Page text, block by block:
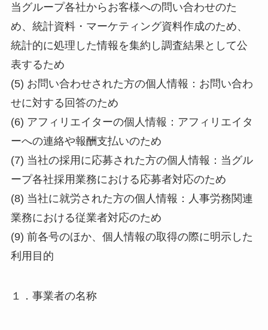
当グループ各社からお客様への問い合わせのた
め、統計資料・マーケティング資料作成のため、
統計的に処理した情報を集約し調査結果として公
表するため
(5) お問い合わせされた方の個人情報：お問い合わ
せに対する回答のため
(6) アフィリエイターの個人情報：アフィリエイタ
ーへの連絡や報酬支払いのため
(7) 当社の採用に応募された方の個人情報：当グル
ープ各社採用業務における応募者対応のため
(8) 当社に就労された方の個人情報：人事労務関連
業務における従業者対応のため
(9) 前各号のほか、個人情報の取得の際に明示した
利用目的
１．事業者の名称